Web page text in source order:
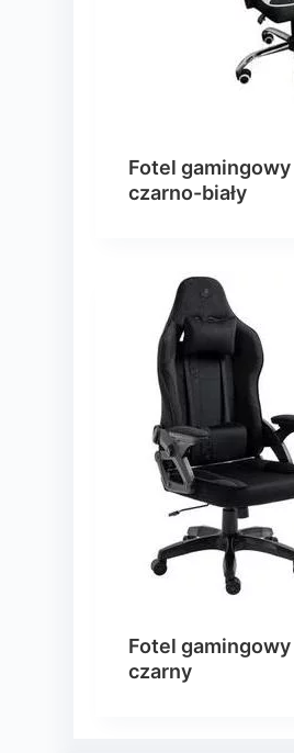
Fotel gamingowy
czarno-biały
Fotel
czarny